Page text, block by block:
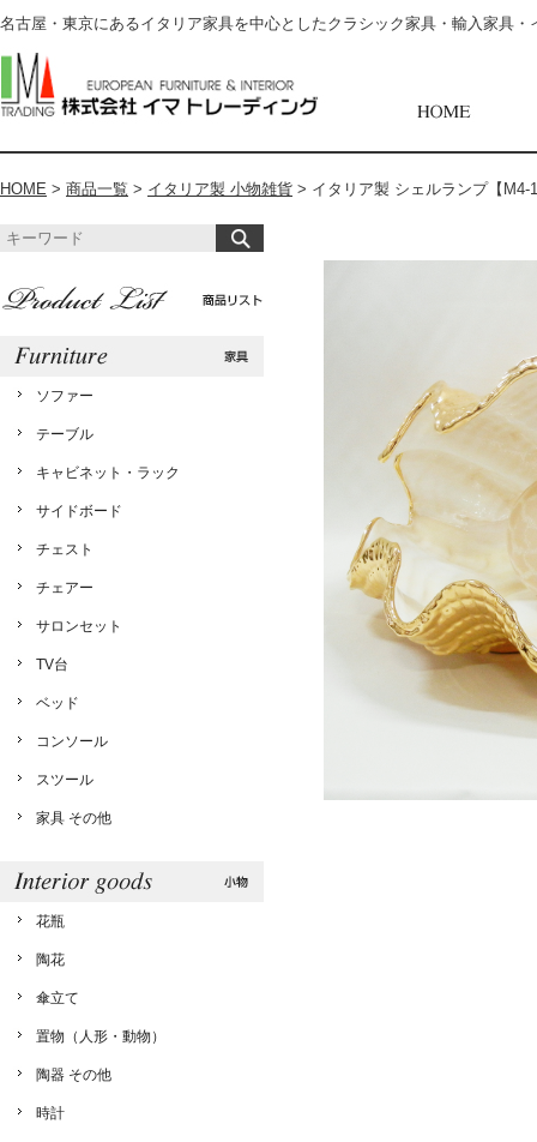
名古屋・東京にあるイタリア家具を中心としたクラシック家具・輸入家具
HOME > 商品一覧 > イタリア製 小物雑貨 > イタリア製 シェルランプ【M4-
ソファー
テーブル
キャビネット・ラック
サイドボード
チェスト
チェアー
サロンセット
TV台
ベッド
コンソール
スツール
家具 その他
花瓶
陶花
傘立て
置物（人形・動物）
陶器 その他
時計